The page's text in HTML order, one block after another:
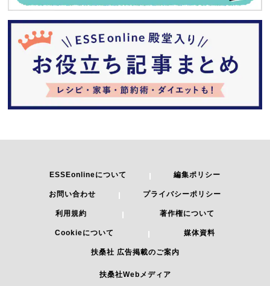
ESSEonlineについて 編集ポリシー
お問い合わせ プライバシーポリシー
利用規約 著作権について
Cookieについて 媒体資料
扶桑社 広告掲載のご案内
扶桑社Webメディア